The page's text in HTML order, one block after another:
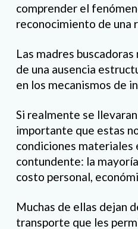
comprender el
reconocimiento de una
Las madres
de una ausencia
en los mecanismos de
Si realmente se
importante que estas
condiciones materiales
contundente: la
costo personal,
Muchas de ellas dejan
transporte que les